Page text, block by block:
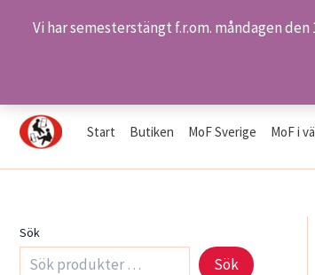
Vi har semesterstängt f.r.om. måndagen
innehåll
Start Butiken MoF Sverige MoF i
Sök
Sök